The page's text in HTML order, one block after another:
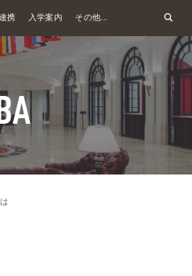
携 入学案内 その他...